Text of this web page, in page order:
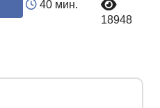
40 мин.
18948